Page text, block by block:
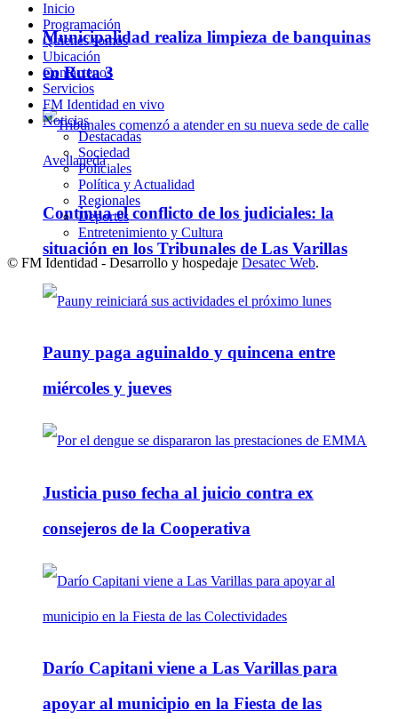
Municipalidad realiza limpieza de banquinas
en Ruta 3
Continúa el conflicto de los judiciales: la
situación en los Tribunales de Las Varillas
Pauny paga aguinaldo y quincena entre
miércoles y jueves
Justicia puso fecha al juicio contra ex
consejeros de la Cooperativa
Darío Capitani viene a Las Varillas para
apoyar al municipio en la Fiesta de las
Inicio
Programación
Quienes somos
Ubicación
Contáctenos
Servicios
FM Identidad en vivo
Noticias
Destacadas
Sociedad
Policiales
Política y Actualidad
Regionales
Deportes
Entretenimiento y Cultura
© FM Identidad - Desarrollo y hospedaje Desatec Web.